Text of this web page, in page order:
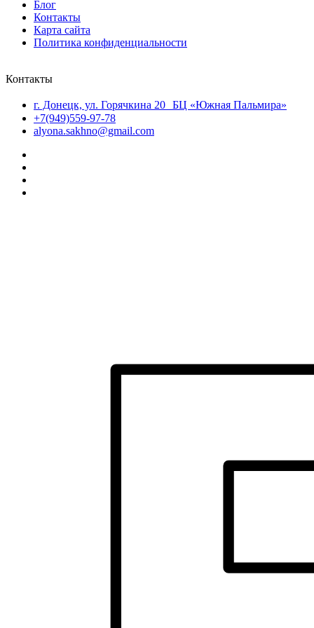
Блог
Контакты
Карта сайта
Политика конфиденциальности
Контакты
г. Донецк, ул. Горячкина 20 БЦ «Южная Пальмира»
+7(949)559-97-78
alyona.sakhno@gmail.com